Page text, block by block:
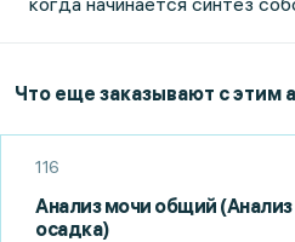
Что еще заказывают с этим
116
Анализ мочи общий
осадка)